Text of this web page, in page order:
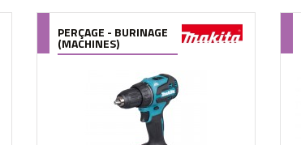
PERÇAGE - BURINAGE
(MACHINES)